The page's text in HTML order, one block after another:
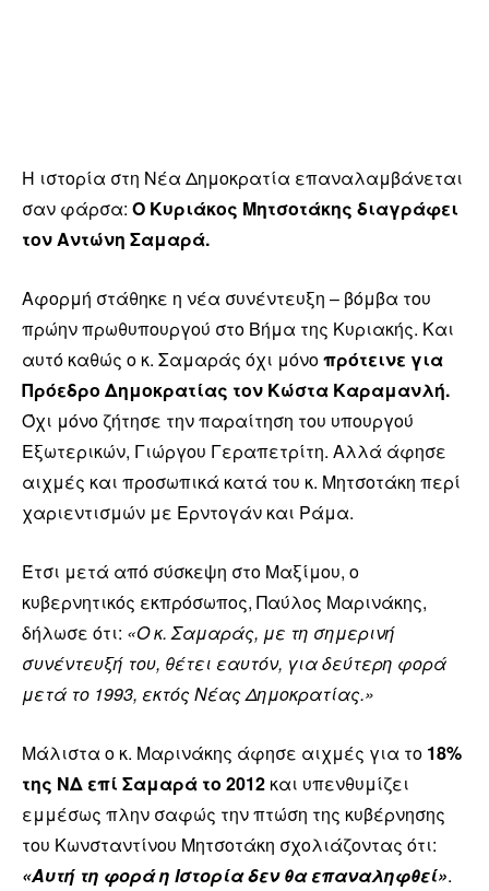
Η ιστορία στη Νέα Δημοκρατία επαναλαμβάνεται
σαν φάρσα: Ο Κυριάκος Μητσοτάκης διαγράφει
τον Αντώνη Σαμαρά.
Αφορμή στάθηκε η νέα συνέντευξη – βόμβα του
πρώην πρωθυπουργού στο Βήμα της Κυριακής. Και
αυτό καθώς ο κ. Σαμαράς όχι μόνοπρότεινε για
Πρόεδρο Δημοκρατίας τον Κώστα Καραμανλή.
Όχι μόνο ζήτησε την παραίτηση του υπουργού
Εξωτερικών, Γιώργου Γεραπετρίτη. Αλλά άφησε
αιχμές και προσωπικά κατά του κ. Μητσοτάκη περί
χαριεντισμών με Ερντογάν και Ράμα.
Έτσι μετά από σύσκεψη στο Μαξίμου, ο
κυβερνητικός εκπρόσωπος, Παύλος Μαρινάκης,
δήλωσε ότι: «Ο κ. Σαμαράς, με τη σημερινή
συνέντευξή του, θέτει εαυτόν, για δεύτερη φορά
μετά το 1993, εκτός Νέας Δημοκρατίας.»
Μάλιστα ο κ. Μαρινάκης άφησε αιχμές για το 18%
της ΝΔ επί Σαμαρά το 2012 και υπενθυμίζει
εμμέσως πλην σαφώς την πτώση της κυβέρνησης
του Κωνσταντίνου Μητσοτάκη σχολιάζοντας ότι:
«Αυτή τη φορά η Ιστορία δεν θα επαναληφθεί».